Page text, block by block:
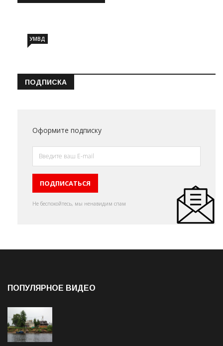
УМВД
ПОДПИСКА
Оформите подписку
Не беспокойтесь, мы ненавидим спам
ПОПУЛЯРНОЕ ВИДЕО